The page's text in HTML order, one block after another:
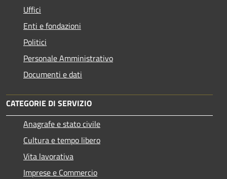
Uffici
Enti e fondazioni
Politici
Personale Amministrativo
Documenti e dati
CATEGORIE DI SERVIZIO
Anagrafe e stato civile
Cultura e tempo libero
Vita lavorativa
Imprese e Commercio